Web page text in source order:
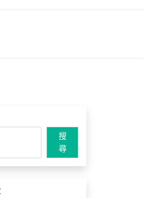
搜
尋